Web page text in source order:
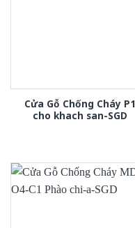
Cửa Gỗ Chống Cháy P1
cho khach san-SGD